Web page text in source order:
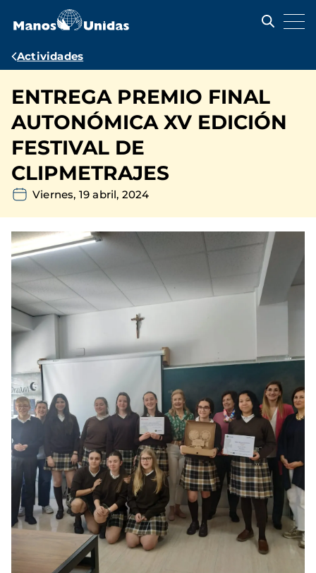
contenido
Ruta
navegación
Actividades
ENTREGA PREMIO FINAL
AUTONÓMICA XV EDICIÓN
FESTIVAL DE
CLIPMETRAJES
Viernes, 19 abril, 2024